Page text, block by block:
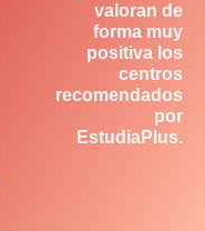
valoran de
forma muy
positiva los
centros
recomendados
por
EstudiaPlus.